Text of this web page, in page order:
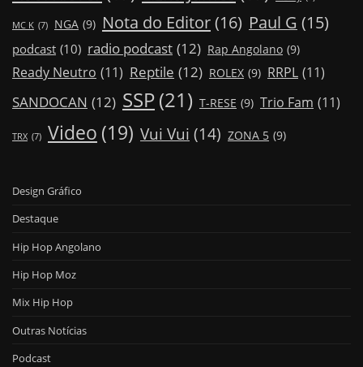
MC K (7) NGA (9) Nota do Editor(16) Paul G (15)
podcast (10) radio podcast (12) Rap Angolano (9)
Ready Neutro (11) Reptile (12) ROLEX (9) RRPL (11)
SANDOCAN (12) SSP(21) T-RESE (9) Trio Fam (11)
TRX (7) Video (19) Vui Vui (14) ZONA 5 (9)
Design Gráfico
Destaque
Hip Hop Angolano
Hip Hop Moz
Mix Hip Hop
Outras Notícias
Podcast